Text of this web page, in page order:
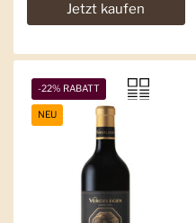
Jetzt kaufen
-22% RABATT
NEU